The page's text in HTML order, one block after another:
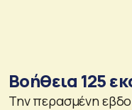
Βοήθεια 125
Την περασμένη